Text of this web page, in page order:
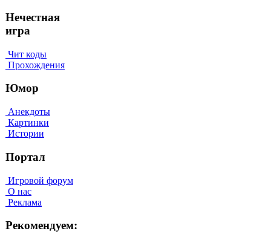
Нечестная
игра
Чит коды
Прохождения
Юмор
Анекдоты
Картинки
Истории
Портал
Игровой форум
О нас
Реклама
Рекомендуем: